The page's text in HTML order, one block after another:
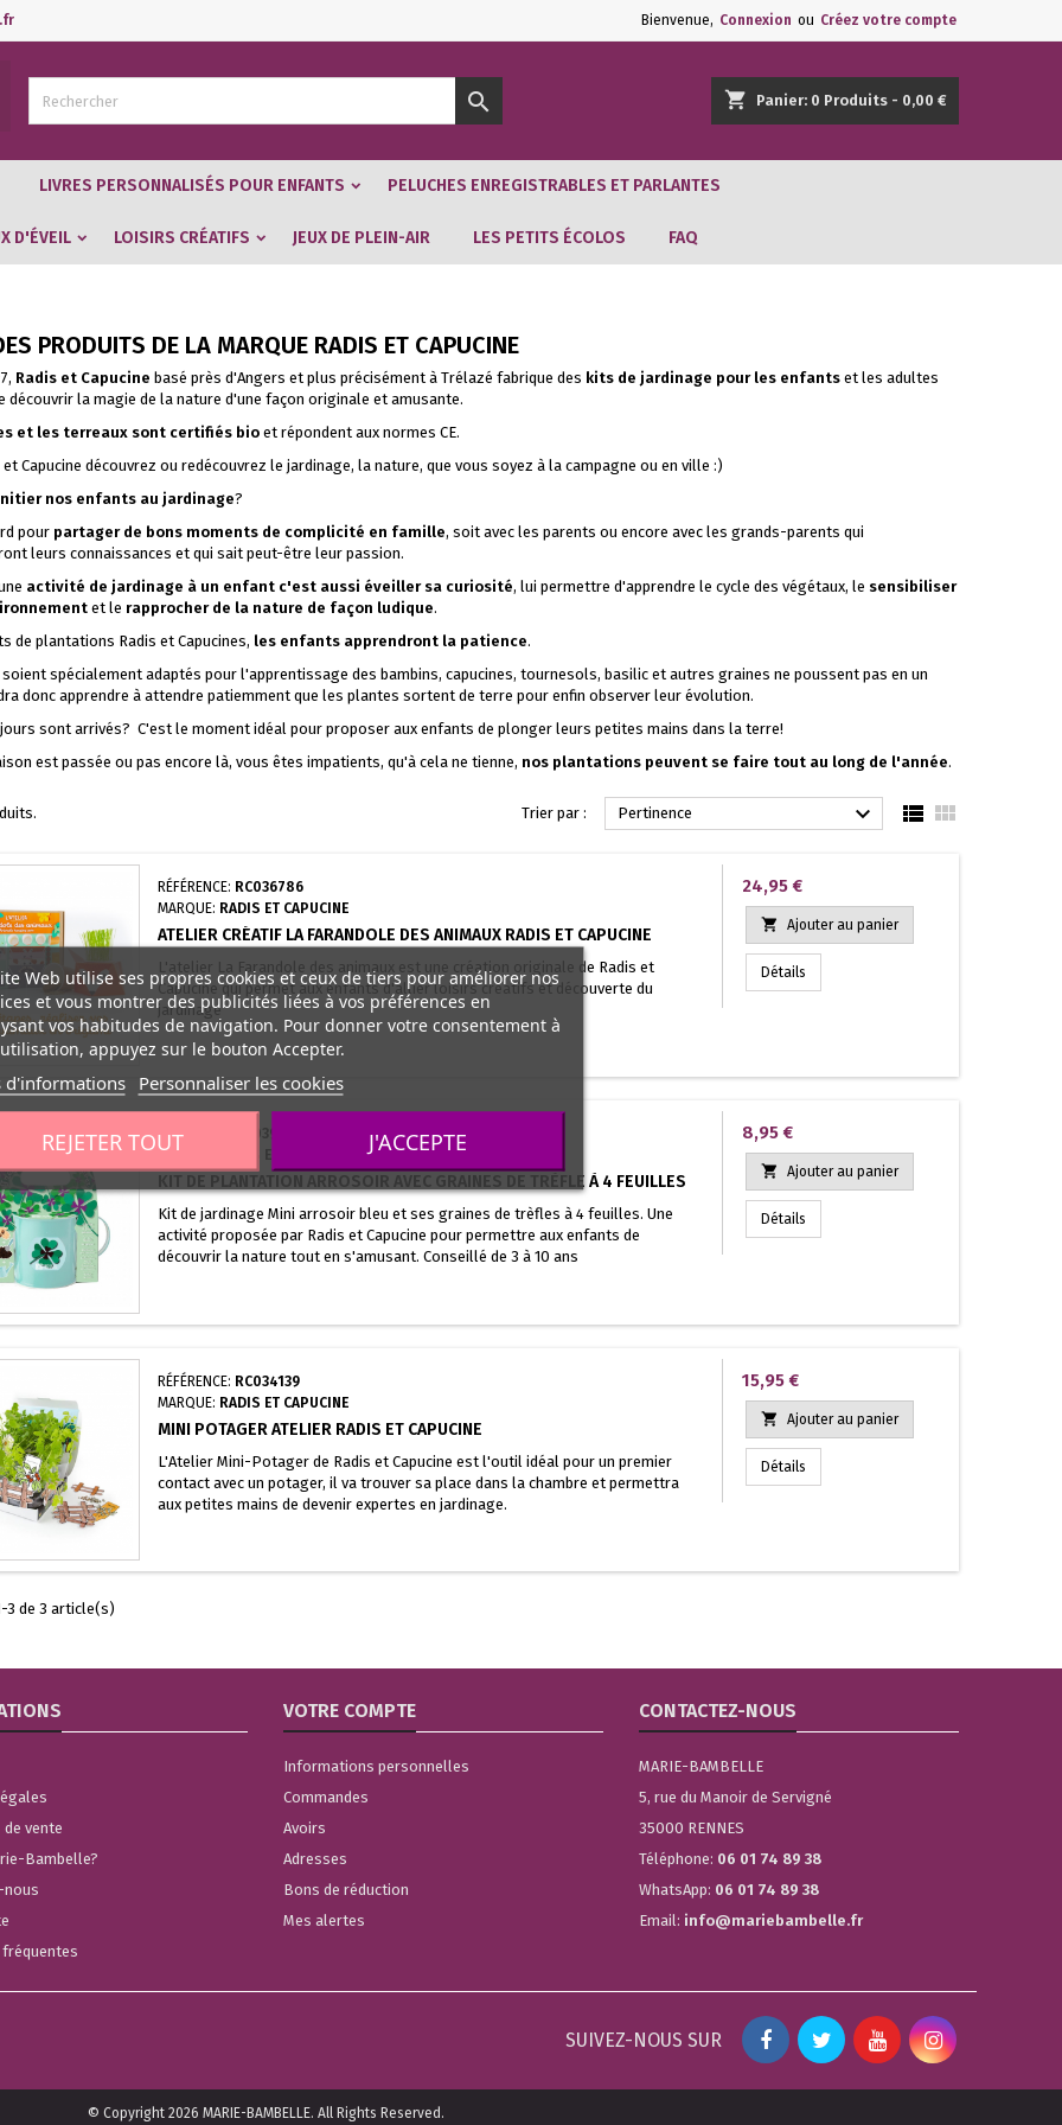
Bienvenue, Connexion ou Créez votre compte
shopping_cart Panier: 0 Produits - 0,00 €

LIVRES PERSONNALISÉS POUR ENFANTS PELUCHES ENREGISTRABLES ET PARLANTES
D'ÉVEIL LOISIRS CRÉATIFS JEUX DE PLEIN-AIR LES PETITS ÉCOLOS FAQ
PRODUITS DE LA MARQUE RADIS ET CAPUCINE
Radis et Capucine basé près d'Angers et plus précisément à Trélazé fabrique des kits de jardinage pour les enfants et les adultes
découvrir la magie de la nature d'une façon originale et amusante.
et les terreaux sont certifiés bio et répondent aux normes CE.
et Capucine découvrez ou redécouvrez le jardinage, la nature, que vous soyez à la campagne ou en ville :)
nos enfants au jardinage?
pour partager de bons moments de complicité en famille, soit avec les parents ou encore avec les grands-parents qui
leurs connaissances et qui sait peut-être leur passion.
activité de jardinage à un enfant c'est aussi éveiller sa curiosité, lui permettre d'apprendre le cycle des végétaux, le sensibiliser
et le rapprocher de la nature de façon ludique.
de plantations Radis et Capucines, les enfants apprendront la patience.
spécialement adaptés pour l'apprentissage des bambins, capucines, tournesols, basilic et autres graines ne poussent pas en un
donc apprendre à attendre patiemment que les plantes sortent de terre pour enfin observer leur évolution.
sont arrivés? C'est le moment idéal pour proposer aux enfants de plonger leurs petites mains dans la terre!
est passée ou pas encore là, vous êtes impatients, qu'à cela ne tienne, nos plantations peuvent se faire tout au long de l'année.
Trier par : Pertinence   
RÉFÉRENCE: RC036786
MARQUE: RADIS ET CAPUCINE
ATELIER CRÉATIF LA FARANDOLE DES ANIMAUX RADIS ET CAPUCINE
L'atelier La Farandole des animaux est une création originale de Radis et
Capucine qui permet aux enfants d'allier loisirs créatifs et découverte du
jardinage
Prix
24,95 €
 Ajouter au panier
Détails
RÉFÉRENCE:
RC039546
MARQUE:
RADIS ET CAPUCINE
KIT DE PLANTATION ARROSOIR AVEC GRAINES DE TRÈFLE À 4 FEUILLES
Kit de jardinage Mini arrosoir bleu et ses graines de trèfles à 4 feuilles. Une
activité proposée par Radis et Capucine pour permettre aux enfants de
découvrir la nature tout en s'amusant. Conseillé de 3 à 10 ans
Prix
8,95 €
 Ajouter au panier
Détails
RÉFÉRENCE: RC034139
MARQUE: RADIS ET CAPUCINE
MINI POTAGER ATELIER RADIS ET CAPUCINE
L'Atelier Mini-Potager de Radis et Capucine est l'outil idéal pour un premier
contact avec un potager, il va trouver sa place dans la chambre et permettra
aux petites mains de devenir expertes en jardinage.
Prix
15,95 €
 Ajouter au panier
Détails
3 de 3 article(s)
vente
Bambelle?
nous
VOTRE COMPTE
Informations personnelles
Commandes
Avoirs
Adresses
Bons de réduction
Mes alertes
CONTACTEZ-NOUS
MARIE-BAMBELLE
5, rue du Manoir de Servigné
35000 RENNES
Téléphone: 06 01 74 89 38
WhatsApp: 06 01 74 89 38
Email: info@mariebambelle.fr
Web utilise ses propres cookies et ceux de tiers pour améliorer nos
et vous montrer des publicités liées à vos préférences en
vos habitudes de navigation. Pour donner votre consentement à
appuyez sur le bouton Accepter.
d'informations Personnaliser les cookies
REJETER TOUT J'ACCEPTE
SUIVEZ-NOUS SUR
© Copyright 2026 MARIE-BAMBELLE. All Rights Reserved.